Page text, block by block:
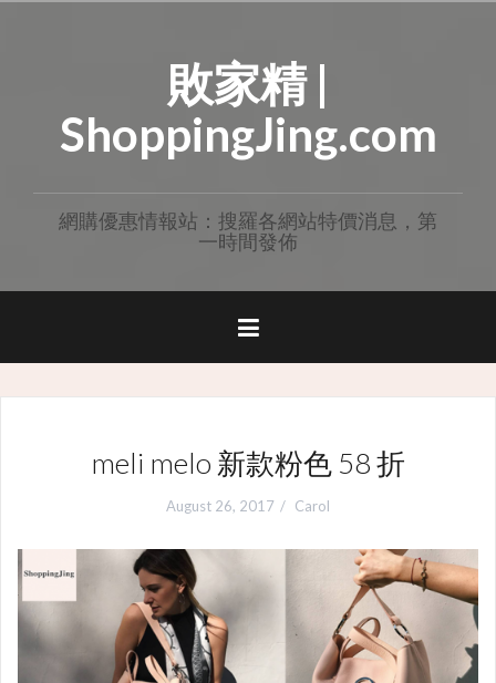
敗家精 |
ShoppingJing.com
網購優惠情報站：搜羅各網站特價消息，第
一時間發佈
meli melo 新款粉色 58 折
August 26, 2017 Carol